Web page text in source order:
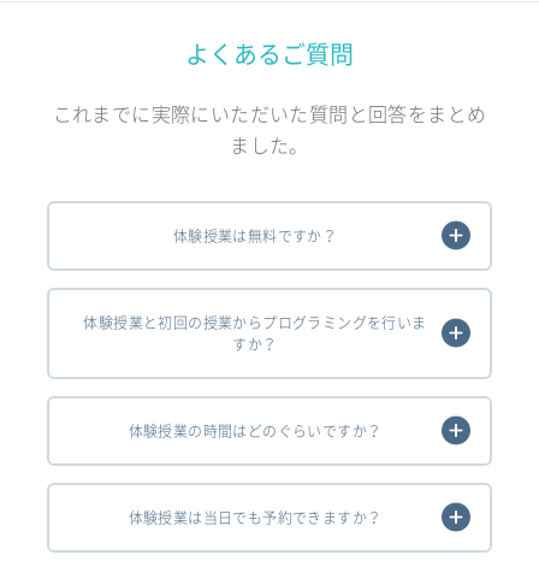
よくあるご質問
これまでに実際にいただいた質問と回答をまとめ
ました。
体験授業は無料ですか？
体験授業と初回の授業からプログラミングを行いま
すか？
体験授業の時間はどのぐらいですか？
体験授業は当日でも予約できますか？